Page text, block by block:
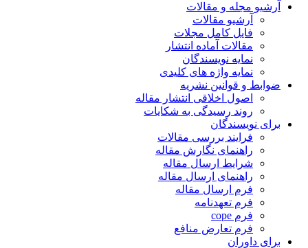
آرشیو مجله و مقالات
آرشیو مقالات
فایل کامل مجلات
مقالات آماده انتشار
نمایه نویسندگان
نمایه واژه های کلیدی
ضوابط و قوانین نشریه
اصول اخلاقی انتشار مقاله
روند رسیدگی به شکایات
برای نویسندگان
فرایند بررسی مقالات
راهنمای نگارش مقاله
شرایط ارسال مقاله
راهنمای ارسال مقاله
فرم ارسال مقاله
فرم تعهدنامه
فرم cope
فرم تعارض منافع
برای داوران